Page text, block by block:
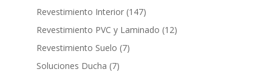
productos
Revestimiento Interior 147147
productos
Revestimiento PVC y Laminado 1212
Revestimiento Suelo 77
Soluciones Ducha 77